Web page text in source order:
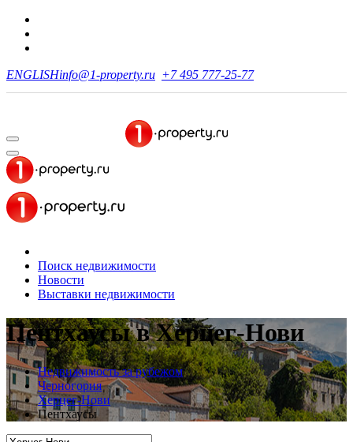
ENGLISHinfo@1-property.ru +7 495 777-25-77
Поиск недвижимости
Новости
Выставки недвижимости
Пентхаусыв Херцег-Нови
Недвижимость за рубежом
Черногория
Херцег-Нови
Пентхаусы